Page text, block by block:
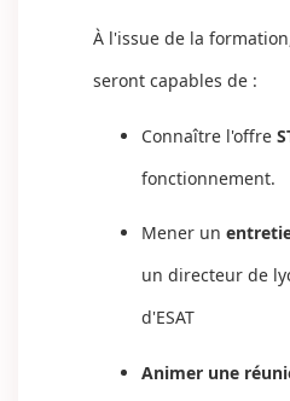
À l'issue de la
seront capables de :
Connaître l'offre
fonctionnement.
Mener un
un directeur de
d'ESAT
Animer une